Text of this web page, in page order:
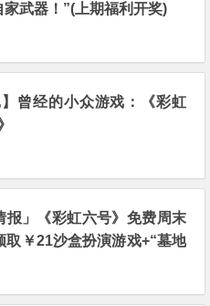
家武器！”(上期福利开奖)
】曾经的小众游戏：《彩虹
报」《彩虹六号》免费周末
取￥21沙盒扮演游戏+“墓地
架